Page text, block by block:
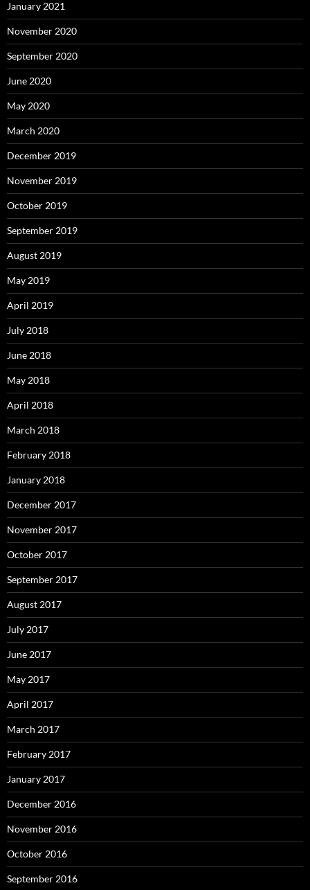
January 2021
November 2020
September 2020
June 2020
May 2020
March 2020
December 2019
November 2019
October 2019
September 2019
August 2019
May 2019
April 2019
July 2018
June 2018
May 2018
April 2018
March 2018
February 2018
January 2018
December 2017
November 2017
October 2017
September 2017
August 2017
July 2017
June 2017
May 2017
April 2017
March 2017
February 2017
January 2017
December 2016
November 2016
October 2016
September 2016